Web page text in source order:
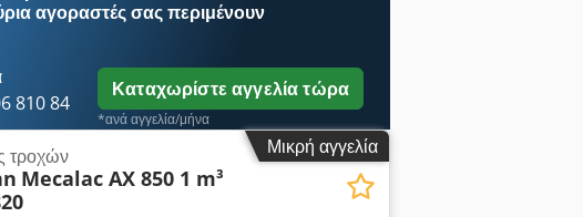
άξονες με διαφορικό περιορισμένης
λειτουργία με joystick Ευρεία γκάμα
υδρόψυκτος Ισχύς: 55,4 kW / 75 hp
αγοραστέςσας περιμένουν
810 84
Καταχωρίστε αγγελία τώρα
*ανά αγγελία/μήνα
Μικρή αγγελία
τροχών
Mecalac AX 850 1 m³